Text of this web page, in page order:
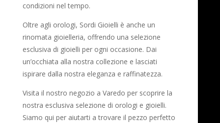
condizioni nel tempo.
Oltre agli orologi, Sordi Gioielli è anche un
rinomata gioielleria, offrendo una selezione
esclusiva di gioielli per ogni occasione. Dai
un’occhiata alla nostra collezione e lasciati
ispirare dalla nostra eleganza e raffinatezza.
Visita il nostro negozio a Varedo per scoprire la
nostra esclusiva selezione di orologi e gioielli.
Siamo qui per aiutarti a trovare il pezzo perfetto